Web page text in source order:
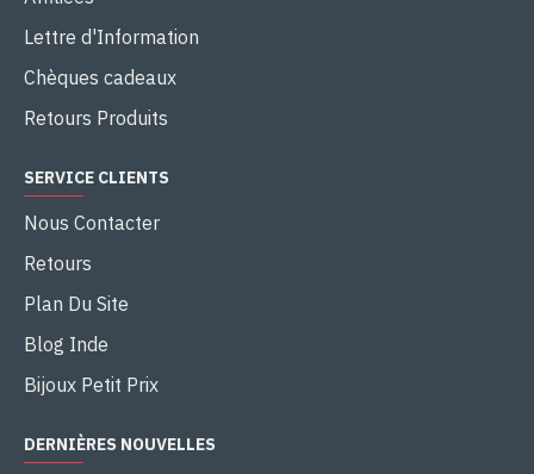
Lettre d'Information
Chèques cadeaux
Retours Produits
SERVICE CLIENTS
Nous Contacter
Retours
Plan Du Site
Blog Inde
Bijoux Petit Prix
DERNIÈRES NOUVELLES